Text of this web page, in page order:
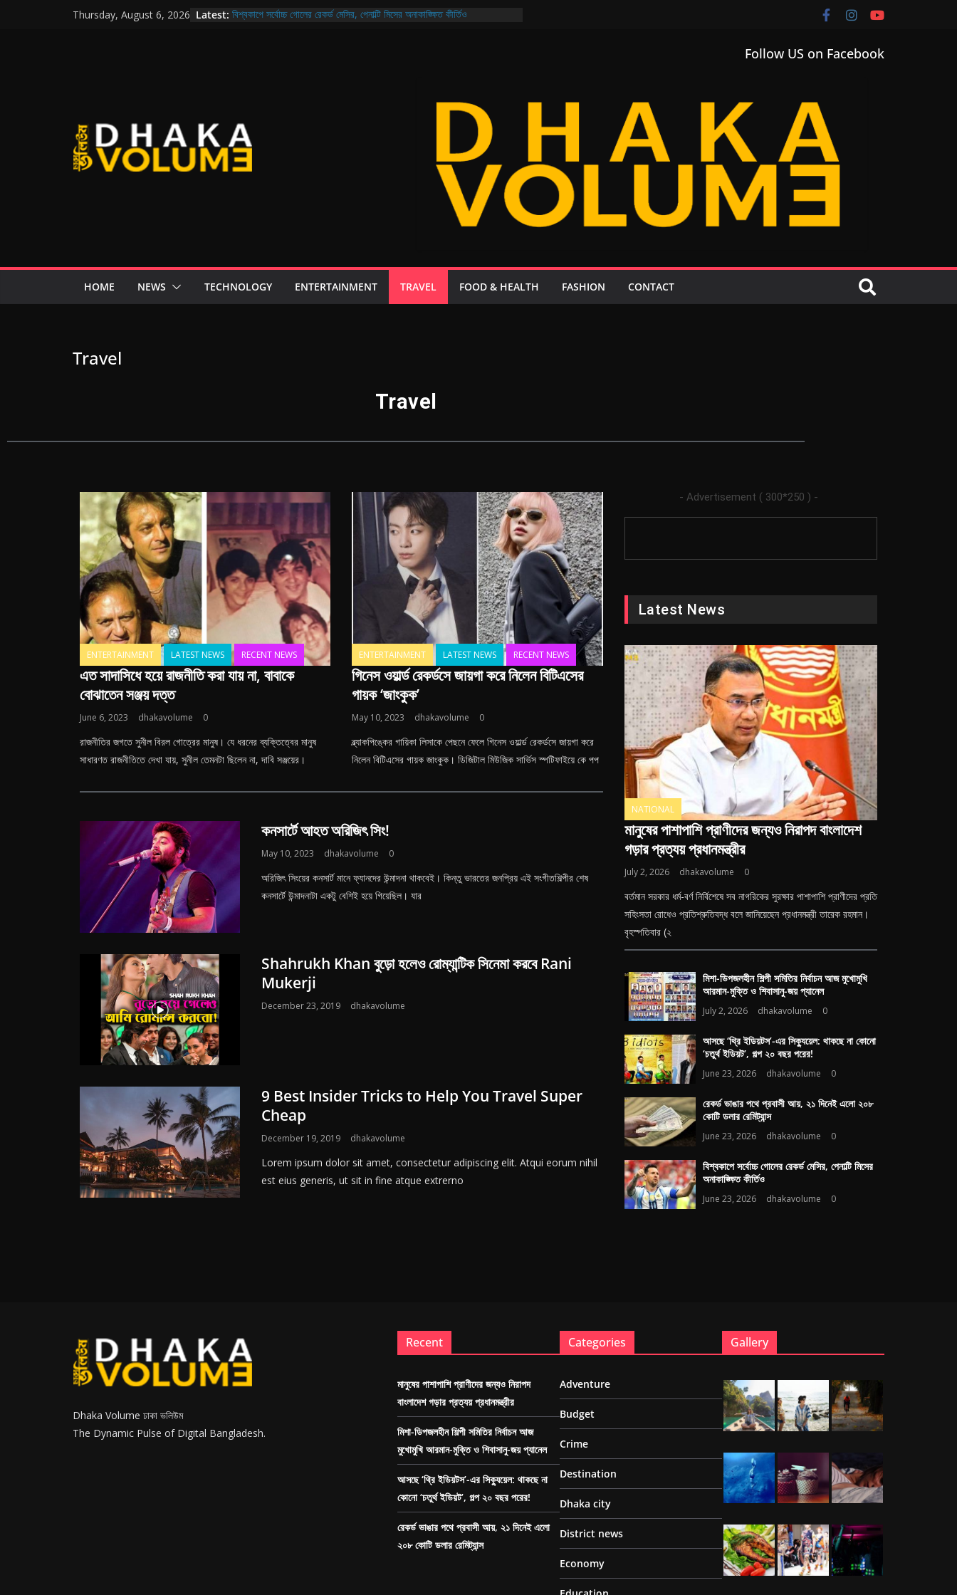
Thursday, August 6, 2026 Latest: বিশ্বকাপে সর্বোচ্চ গোলের রেকর্ড মেসির, পেনাল্টি মিসের অনাকাঙ্ক্ষিত কীর্তিও
Follow US on Facebook
HOME NEWS TECHNOLOGY ENTERTAINMENT TRAVEL FOOD & HEALTH FASHION CONTACT
Travel
Travel
ENTERTAINMENT LATEST NEWS RECENT NEWS
এত সাদাসিধে হয়ে রাজনীতি করা যায় না, বাবাকে
বোঝাতেন সঞ্জয় দত্ত
June 6, 2023 dhakavolume 0
রাজনীতির জগতে সুনীল বিরল গোত্রের মানুষ। যে ধরনের ব্যক্তিত্বের মানুষ
সাধারণত রাজনীতিতে দেখা যায়, সুনীল তেমনটা ছিলেন না, দাবি সঞ্জয়ের।
ENTERTAINMENT LATEST NEWS RECENT NEWS
গিনেস ওয়ার্ল্ড রেকর্ডসে জায়গা করে নিলেন বিটিএসের
গায়ক ‘জাংকুক’
May 10, 2023 dhakavolume 0
ব্ল্যাকপিঙ্কের গায়িকা লিসাকে পেছনে ফেলে গিনেস ওয়ার্ল্ড রেকর্ডসে জায়গা করে
নিলেন বিটিএসের গায়ক জাংকুক। ডিজিটাল মিউজিক সার্ভিস স্পটিফাইয়ে কে পপ
কনসার্টে আহত অরিজিৎ সিং!
May 10, 2023 dhakavolume 0
অরিজিৎ সিংয়ের কনসার্ট মানে ফ্যানদের উন্মাদনা থাকবেই। কিন্তু ভারতের জনপ্রিয় এই সংগীতশিল্পীর শেষ
কনসার্টে উন্মাদনাটা একটু বেশিই হয়ে গিয়েছিল। যার
Shahrukh Khan বুড়ো হলেও রোম্যান্টিক সিনেমা করবে Rani
Mukerji
December 23, 2019 dhakavolume
9 Best Insider Tricks to Help You Travel Super
Cheap
December 19, 2019 dhakavolume
Lorem ipsum dolor sit amet, consectetur adipiscing elit. Atqui eorum nihil
est eius generis, ut sit in fine atque extrerno
- Advertisement ( 300*250 ) -
Latest News
NATIONAL
মানুষের পাশাপাশি প্রাণীদের জন্যও নিরাপদ বাংলাদেশ
গড়ার প্রত্যয় প্রধানমন্ত্রীর
July 2, 2026 dhakavolume 0
বর্তমান সরকার ধর্ম-বর্ণ নির্বিশেষে সব নাগরিকের সুরক্ষার পাশাপাশি প্রাণীদের প্রতি
সহিংসতা রোধেও প্রতিশ্রুতিবদ্ধ বলে জানিয়েছেন প্রধানমন্ত্রী তারেক রহমান। ​
বৃহস্পতিবার (২
মিশা-ডিপজলহীন শিল্পী সমিতির নির্বাচন আজ মুখোমুখি
আরমান-মুক্তি ও শিবাসানু-জয় প্যানেল
July 2, 2026 dhakavolume 0
আসছে ‘থ্রি ইডিয়টস’-এর সিক্যুয়েল: থাকছে না কোনো
‘চতুর্থ ইডিয়ট’, গল্প ২০ বছর পরের!
June 23, 2026 dhakavolume 0
রেকর্ড ভাঙার পথে প্রবাসী আয়, ২১ দিনেই এলো ২০৮
কোটি ডলার রেমিট্যান্স
June 23, 2026 dhakavolume 0
বিশ্বকাপে সর্বোচ্চ গোলের রেকর্ড মেসির, পেনাল্টি মিসের
অনাকাঙ্ক্ষিত কীর্তিও
June 23, 2026 dhakavolume 0
Dhaka Volume ঢাকা ভলিউম
The Dynamic Pulse of Digital Bangladesh.
Recent
মানুষের পাশাপাশি প্রাণীদের জন্যও নিরাপদ
বাংলাদেশ গড়ার প্রত্যয় প্রধানমন্ত্রীর
মিশা-ডিপজলহীন শিল্পী সমিতির নির্বাচন আজ
মুখোমুখি আরমান-মুক্তি ও শিবাসানু-জয় প্যানেল
আসছে ‘থ্রি ইডিয়টস’-এর সিক্যুয়েল: থাকছে না
কোনো ‘চতুর্থ ইডিয়ট’, গল্প ২০ বছর পরের!
রেকর্ড ভাঙার পথে প্রবাসী আয়, ২১ দিনেই এলো
২০৮ কোটি ডলার রেমিট্যান্স
Categories
Adventure
Budget
Crime
Destination
Dhaka city
District news
Economy
Gallery